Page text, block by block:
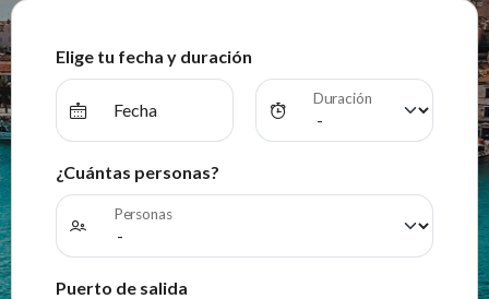
Elige tu fecha y duración
Fecha
Duración
¿Cuántas personas?
Personas
Puerto de salida